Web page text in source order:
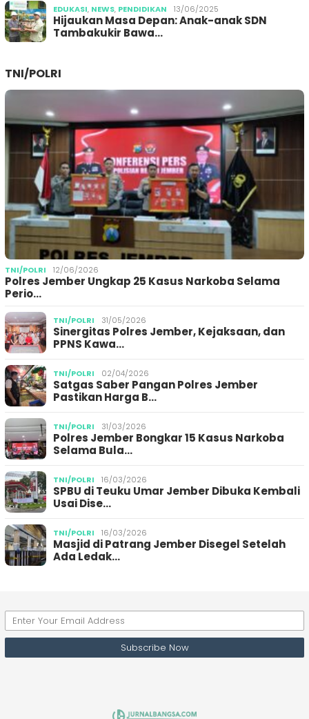
EDUKASI, NEWS, PENDIDIKAN 13/06/2025
Hijaukan Masa Depan: Anak-anak SDN
Tambakukir Bawa…
TNI/POLRI
TNI/POLRI 12/06/2026
Polres Jember Ungkap 25 Kasus Narkoba Selama
Perio…
TNI/POLRI 31/05/2026
Sinergitas Polres Jember, Kejaksaan, dan
PPNS Kawa…
TNI/POLRI 02/04/2026
Satgas Saber Pangan Polres Jember
Pastikan Harga B…
TNI/POLRI 31/03/2026
Polres Jember Bongkar 15 Kasus Narkoba
Selama Bula…
TNI/POLRI 16/03/2026
SPBU di Teuku Umar Jember Dibuka Kembali
Usai Dise…
TNI/POLRI 16/03/2026
Masjid di Patrang Jember Disegel Setelah
Ada Ledak…